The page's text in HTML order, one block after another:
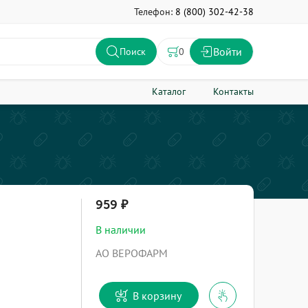
Телефон: 8 (800) 302-42-38
Поиск 0 Войти
Каталог Контакты
959
В наличии
АО ВЕРОФАРМ
В корзину